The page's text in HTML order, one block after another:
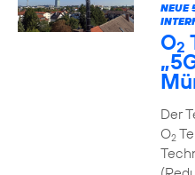
NEUE
O2
Der
O2